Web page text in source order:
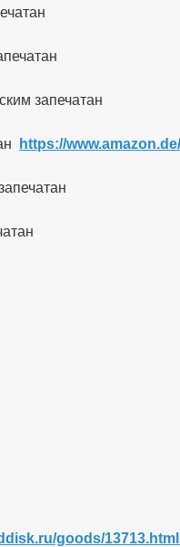
запечатан
https://
goods/13713.html